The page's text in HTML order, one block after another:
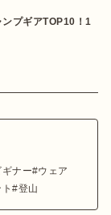
ンプギアTOP10！1
ギナー
ウェア
ト 登山